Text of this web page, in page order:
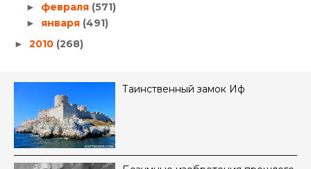
► февраля (571)
► января (491)
► 2010 (268)
Таинственный замок Иф